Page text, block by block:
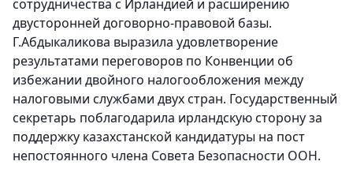
сотрудничества с Ирландией и расширению
двусторонней договорно-правовой базы.
Г.Абдыкаликова выразила удовлетворение
результатами переговоров по Конвенции об
избежании двойного налогообложения между
налоговыми службами двух стран. Государственный
секретарь поблагодарила ирландскую сторону за
поддержку казахстанской кандидатуры на пост
непостоянного члена Совета Безопасности ООН.